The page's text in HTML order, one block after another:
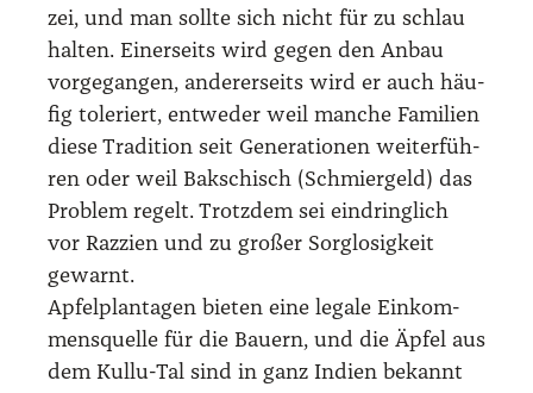
zei, und man soll­te sich nicht für zu schlau
hal­ten. Einer­seits wird gegen den Anbau
vor­ge­gan­gen, ande­rer­seits wird er auch häu­
fig tole­riert, ent­we­der weil man­che Fami­li­en
die­se Tra­di­ti­on seit Gene­ra­tio­nen wei­ter­füh­
ren oder weil Bak­schisch (Schmier­geld) das
Pro­blem regelt. Trotz­dem sei ein­dring­lich
vor Raz­zi­en und zu gro­ßer Sorg­lo­sig­keit
gewarnt.
Apfel­plan­ta­gen bie­ten eine lega­le Ein­kom­
mens­quel­le für die Bau­ern, und die Äpfel aus
dem Kul­lu-Tal sind in ganz Indi­en bekannt